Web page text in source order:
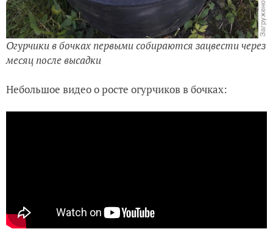
Огурчики в бочках первыми собираются зацвести через
месяц после высадки
Небольшое видео о росте огурчиков в бочках: